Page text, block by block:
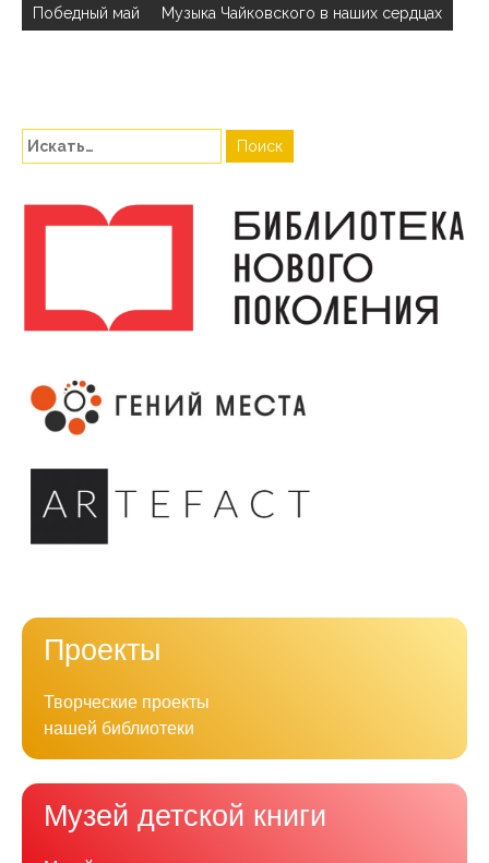
Победный май Музыка Чайковского в наших сердцах
Проекты
Творческие проекты
нашей библиотеки
Музей детской книги